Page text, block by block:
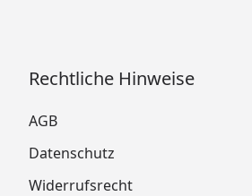
Rechtliche Hinweise
AGB
Datenschutz
Widerrufsrecht